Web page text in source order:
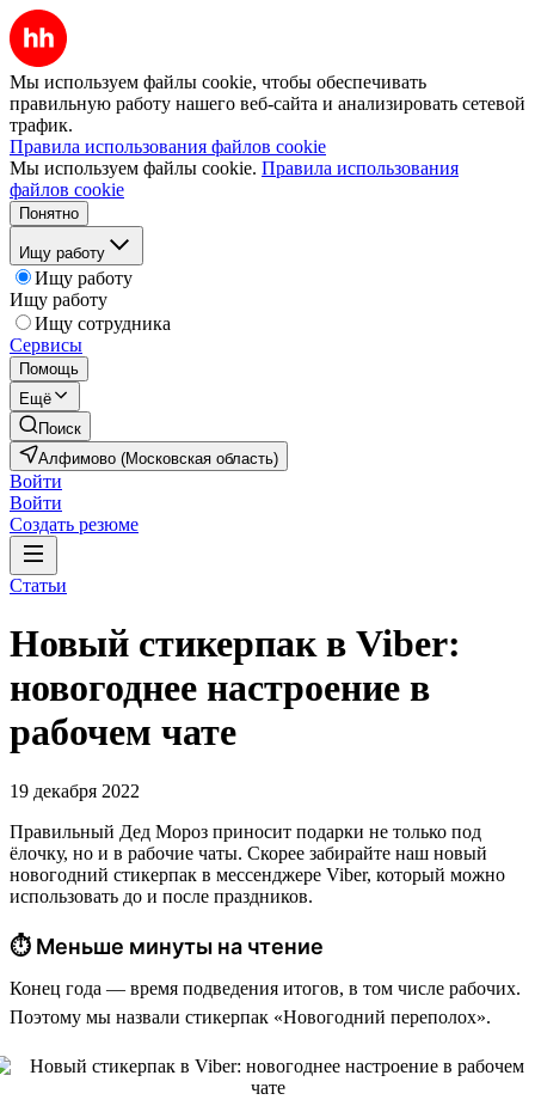
Мы используем файлы cookie, чтобы обеспечивать
правильную работу нашего веб-сайта и анализировать сетевой
трафик.
Правила использования файлов cookie
Мы используем файлы cookie. Правила использования
файлов cookie
Понятно
Ищу работу
Ищу работу
Ищу работу
Ищу сотрудника
Сервисы
Помощь
Ещё
Поиск
Алфимово (Московская область)
Войти
Войти
Создать резюме
Статьи
Новый стикерпак в Viber:
новогоднее настроение в
рабочем чате
19 декабря 2022
Правильный Дед Мороз приносит подарки не только под
ёлочку, но и в рабочие чаты. Скорее забирайте наш новый
новогодний стикерпак в мессенджере Viber, который можно
использовать до и после праздников.
⏱ Меньше минуты на чтение
Конец года — время подведения итогов, в том числе рабочих.
Поэтому мы назвали стикерпак «Новогодний переполох».